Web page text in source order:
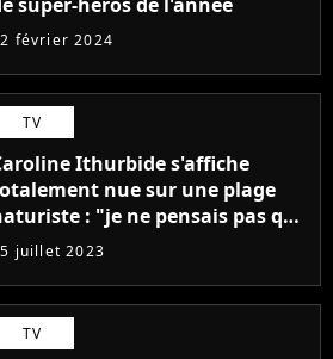
février 2024
TV
Ithurbide s'affiche
nue sur une plage
: "je ne pensais pas que
à le faire..."
juillet 2023
TV